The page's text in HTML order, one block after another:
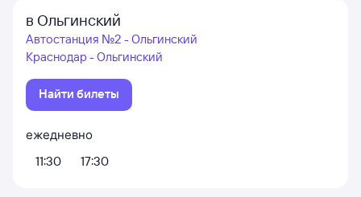
в Ольгинский
Автостанция №2 - Ольгинский
Краснодар - Ольгинский
Найти билеты
ежедневно
11:30
17:30